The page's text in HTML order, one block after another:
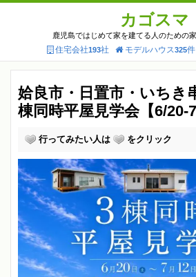
カゴスマ
鹿児島ではじめて家を建てる人のための
住宅会社193社 モデルハウス325件
姶良市・日置市・いちき
棟同時平屋見学会【6/20-
行ってみたい人は をクリック